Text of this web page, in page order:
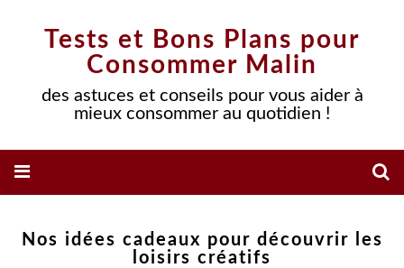
Tests et Bons Plans pour
Consommer Malin
des astuces et conseils pour vous aider à
mieux consommer au quotidien !
Nos idées cadeaux pour découvrir les
loisirs créatifs